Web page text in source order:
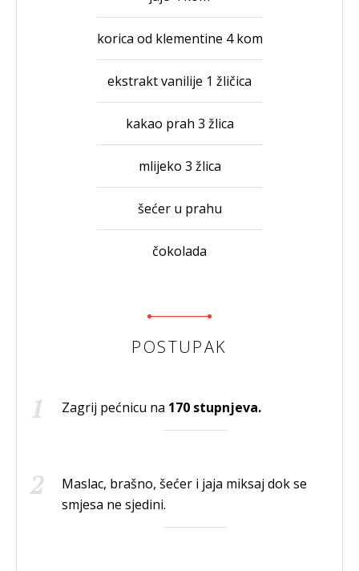
korica od klementine 4 kom
ekstrakt vanilije 1 žličica
kakao prah 3 žlica
mlijeko 3 žlica
šećer u prahu
čokolada
POSTUPAK
Zagrij pećnicu na 170 stupnjeva.
Maslac, brašno, šećer i jaja miksaj dok se
smjesa ne sjedini.